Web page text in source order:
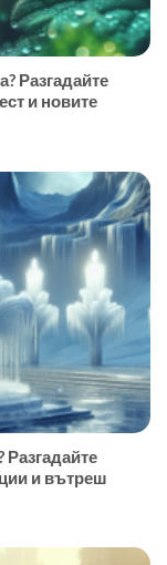
Разгадайте
и новите
и вътреш